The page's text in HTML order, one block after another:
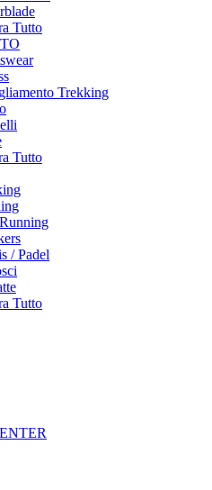
Tutto
Trekking
Tutto
/ Padel
Tutto